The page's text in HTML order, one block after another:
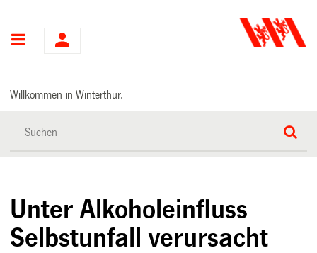
Hauptnavigation
Willkommen in Winterthur.
Unter Alkoholeinfluss
Selbstunfall verursacht